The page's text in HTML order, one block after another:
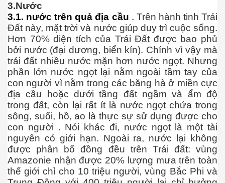
3.Nước
3.1. nước trên quả địa cầu . Trên hành tinh Trái
Đất này, mặt trời và nước giúp duy trì cuộc sống.
Hơn 70% diện tích của Trái Đất được bao phủ
bởi nước (đại dương, biển kín). Chính vì vậy mà
trái đất nhiều nước mặn hơn nước ngọt. Nhưng
phần lớn nước ngọt lại nằm ngoài tầm tay của
con người vì nằm trong các băng hà ở miền cực
địa cầu hoặc dưới tầng đất ngầm và ẩm độ
trong đất, còn lại rất ít là nước ngọt chứa trong
sông, suối, hồ, ao là thực sự sử dụng được cho
con người . Nói khác đi, nước ngọt là một tài
nguyên có giới hạn. Ngoài ra, nước lại không
được phân bố đồng đều trên Trái đất: vùng
Amazonie nhận được 20% lượng mưa trên toàn
thế giới chỉ cho 10 triệu người, vùng Bắc Phi và
trọng
thế giới